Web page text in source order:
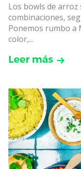
Los bowls de
combinaciones,
Ponemos rumbo a
color,...
Leer más